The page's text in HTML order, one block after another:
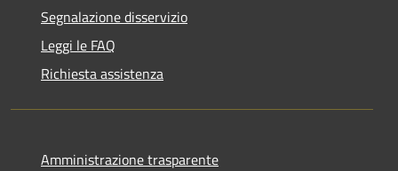
Segnalazione disservizio
Leggi le FAQ
Richiesta assistenza
Amministrazione trasparente